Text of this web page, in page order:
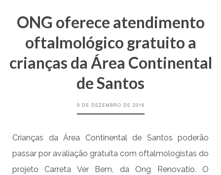
ONG oferece atendimento
oftalmológico gratuito a
crianças da Área Continental
de Santos
9 DE DEZEMBRO DE 2016
Crianças da Área Continental de Santos poderão
passar por avaliação gratuita com oftalmologistas do
projeto Carreta Ver Bem, da Ong Renovatio. O